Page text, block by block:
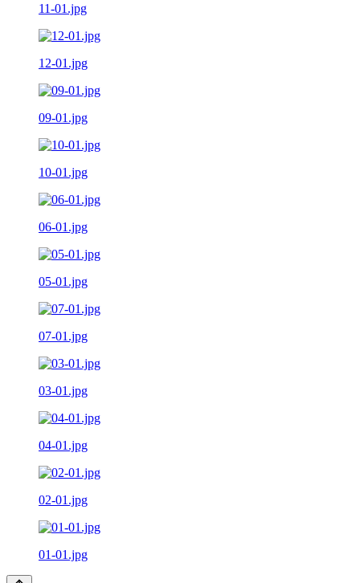
11-01.jpg
12-01.jpg
09-01.jpg
10-01.jpg
06-01.jpg
05-01.jpg
07-01.jpg
03-01.jpg
04-01.jpg
02-01.jpg
01-01.jpg